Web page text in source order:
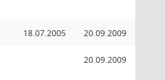
18.07.2005 20.09.2009
20.09.2009